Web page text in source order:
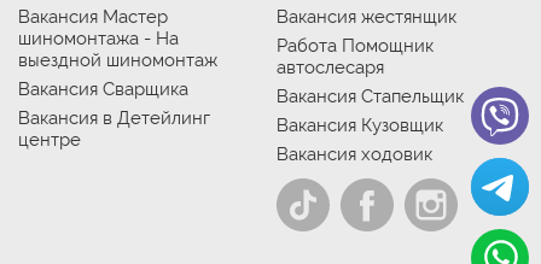
Вакансия Мастер
шиномонтажа - На
выездной шиномонтаж
Вакансия Сварщика
Вакансия в Детейлинг
центре
Вакансия жестянщик
Работа Помощник
автослесаря
Вакансия Стапельщик
Вакансия Кузовщик
Вакансия ходовик